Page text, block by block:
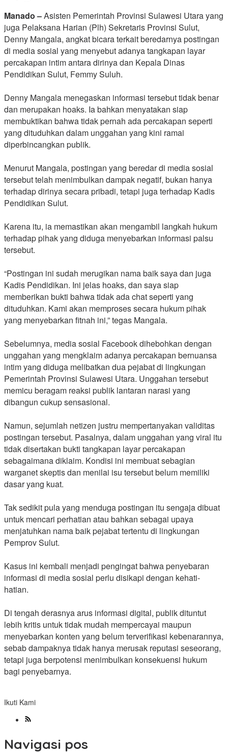
Manado –Asisten Pemerintah Provinsi Sulawesi Utara yang
juga Pelaksana Harian (Plh) Sekretaris Provinsi Sulut,
Denny Mangala, angkat bicara terkait beredarnya postingan
di media sosial yang menyebut adanya tangkapan layar
percakapan intim antara dirinya dan Kepala Dinas
Pendidikan Sulut, Femmy Suluh.
‎Denny Mangala menegaskan informasi tersebut tidak benar
dan merupakan hoaks. Ia bahkan menyatakan siap
membuktikan bahwa tidak pernah ada percakapan seperti
yang dituduhkan dalam unggahan yang kini ramai
diperbincangkan publik.
‎Menurut Mangala, postingan yang beredar di media sosial
tersebut telah menimbulkan dampak negatif, bukan hanya
terhadap dirinya secara pribadi, tetapi juga terhadap Kadis
Pendidikan Sulut.
‎Karena itu, ia memastikan akan mengambil langkah hukum
terhadap pihak yang diduga menyebarkan informasi palsu
tersebut.
‎“Postingan ini sudah merugikan nama baik saya dan juga
Kadis Pendidikan. Ini jelas hoaks, dan saya siap
memberikan bukti bahwa tidak ada chat seperti yang
dituduhkan. Kami akan memproses secara hukum pihak
yang menyebarkan fitnah ini,” tegas Mangala.
‎Sebelumnya, media sosial Facebook dihebohkan dengan
unggahan yang mengklaim adanya percakapan bernuansa
intim yang diduga melibatkan dua pejabat di lingkungan
Pemerintah Provinsi Sulawesi Utara. Unggahan tersebut
memicu beragam reaksi publik lantaran narasi yang
dibangun cukup sensasional.
‎Namun, sejumlah netizen justru mempertanyakan validitas
postingan tersebut. Pasalnya, dalam unggahan yang viral itu
tidak disertakan bukti tangkapan layar percakapan
sebagaimana diklaim. Kondisi ini membuat sebagian
warganet skeptis dan menilai isu tersebut belum memiliki
dasar yang kuat.
‎Tak sedikit pula yang menduga postingan itu sengaja dibuat
untuk mencari perhatian atau bahkan sebagai upaya
menjatuhkan nama baik pejabat tertentu di lingkungan
Pemprov Sulut.
‎Kasus ini kembali menjadi pengingat bahwa penyebaran
informasi di media sosial perlu disikapi dengan kehati-
hatian.
‎Di tengah derasnya arus informasi digital, publik dituntut
lebih kritis untuk tidak mudah mempercayai maupun
menyebarkan konten yang belum terverifikasi kebenarannya,
sebab dampaknya tidak hanya merusak reputasi seseorang,
tetapi juga berpotensi menimbulkan konsekuensi hukum
bagi penyebarnya.
Ikuti Kami
Navigasi pos